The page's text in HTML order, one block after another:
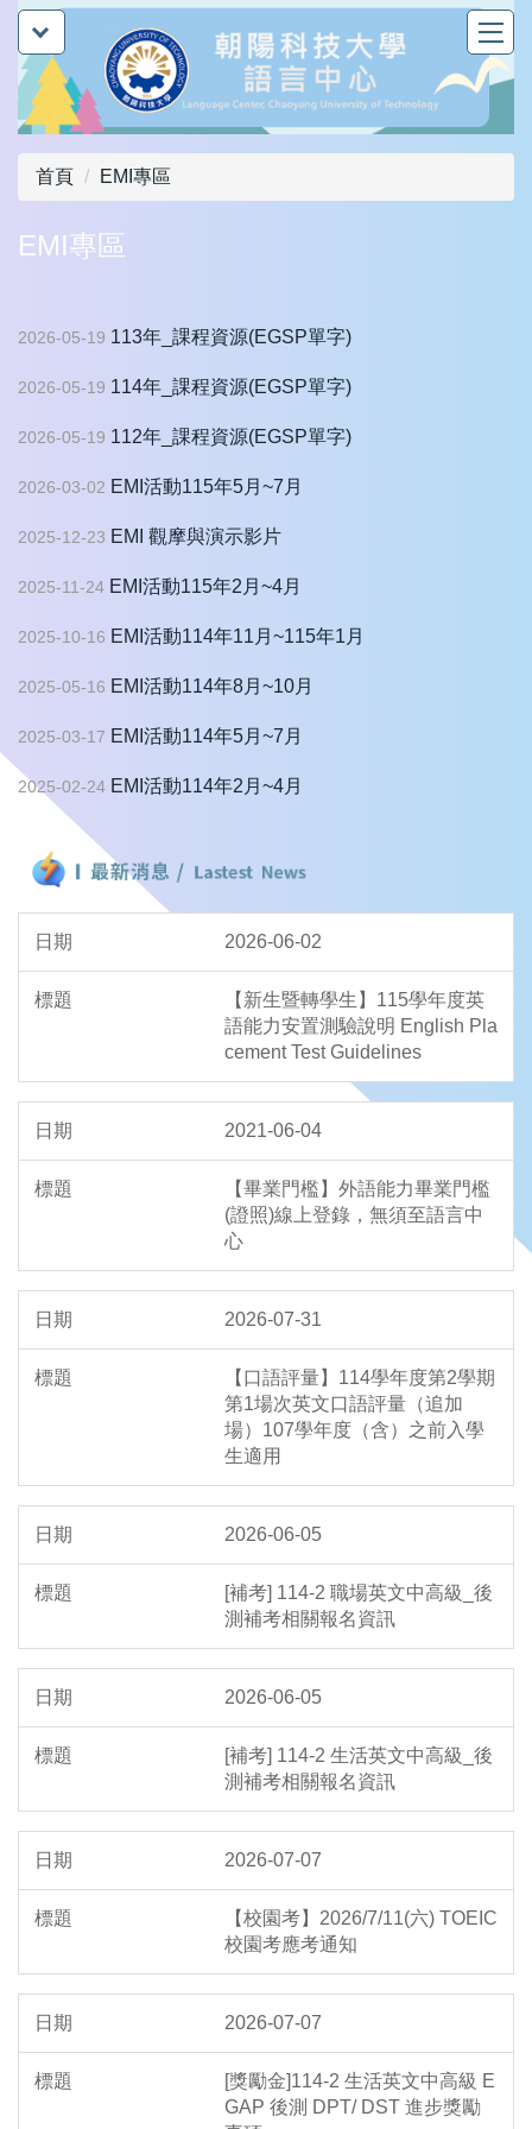
跳
到
主
要
內
容
首頁 EMI專區
EMI專區
2026-05-19 113年_課程資源(EGSP單字)
2026-05-19 114年_課程資源(EGSP單字)
2026-05-19 112年_課程資源(EGSP單字)
2026-03-02 EMI活動115年5月~7月
2025-12-23 EMI 觀摩與演示影片
2025-11-24 EMI活動115年2月~4月
2025-10-16 EMI活動114年11月~115年1月
2025-05-16 EMI活動114年8月~10月
2025-03-17 EMI活動114年5月~7月
2025-02-24 EMI活動114年2月~4月
2026-06-02
【新生暨轉學生】115學年度英
語能力安置測驗說明 English Pla
cement Test Guidelines
2021-06-04
【畢業門檻】外語能力畢業門檻
(證照)線上登錄，無須至語言中
心
2026-07-31
【口語評量】114學年度第2學期
第1場次英文口語評量（追加
場）107學年度（含）之前入學
生適用
2026-06-05
[補考] 114-2 職場英文中高級_後
測補考相關報名資訊
2026-06-05
[補考] 114-2 生活英文中高級_後
測補考相關報名資訊
2026-07-07
【校園考】2026/7/11(六) TOEIC
校園考應考通知
2026-07-07
[獎勵金]114-2 生活英文中高級 E
GAP 後測 DPT/ DST 進步獎勵